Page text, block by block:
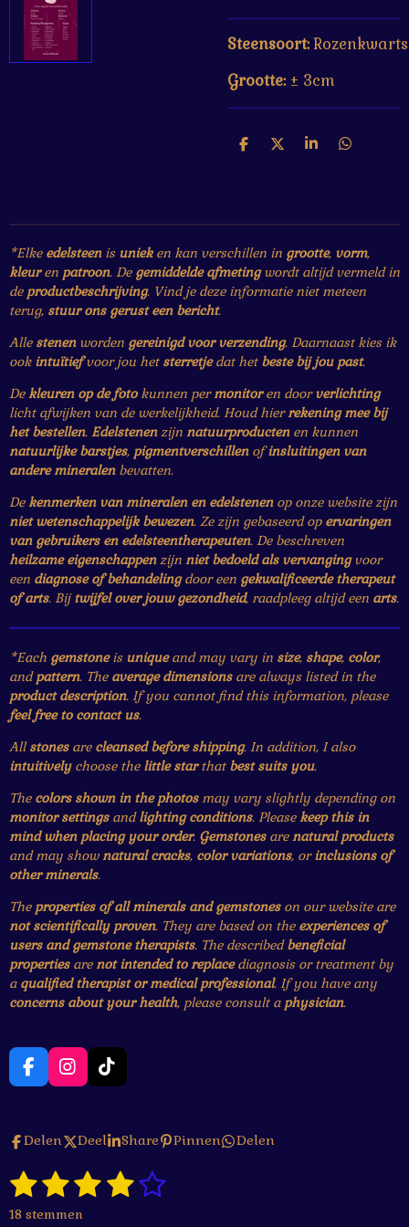
Steensoort:Rozenkwarts
Grootte: ± 3cm
D
D
S
D
*Elke edelsteenis unieken kan verschillen in grootte, vorm,
kleuren patroon. De gemiddelde afmetingwordt altijd vermeld in
de productbeschrijving. Vind je deze informatie niet meteen
terug, stuur ons gerust een bericht.
Alle stenenworden gereinigd voor verzending. Daarnaast kies ik
ook intuïtiefvoor jou het sterretjedat het beste bij jou past.
Dekleuren op de fotokunnen permonitoren doorverlichting
licht afwijken van de werkelijkheid. Houd hierrekening mee bij
het bestellen. Edelstenenzijn natuurproductenen kunnen
natuurlijke barstjes, pigmentverschillenofinsluitingen van
andere mineralenbevatten.
Dekenmerken van mineralen en edelstenenop onze website zijn
niet wetenschappelijk bewezen. Ze zijn gebaseerd op ervaringen
van gebruikers en edelsteentherapeuten. De beschreven
heilzame eigenschappenzijn niet bedoeld als vervangingvoor
een diagnose of behandelingdoor een gekwalificeerde therapeut
of arts. Bijtwijfel over jouw gezondheid, raadpleeg altijd een arts.
*Each gemstoneis uniqueand may vary in size, shape, color,
andpattern. The average dimensionsare always listed in the
product description. If you cannot find this information, please
feel free to contact us.
Allstonesare cleansed before shipping. In addition, I also
intuitivelychoose the little starthat best suits you.
The colors shown in the photosmay vary slightly depending on
monitor settingsandlighting conditions. Pleasekeep this in
mind when placing your order. Gemstonesarenatural products
and may shownatural cracks, color variations, orinclusions of
other minerals.
The properties of all minerals and gemstoneson our website are
not scientifically proven. They are based on the experiences of
users and gemstone therapists. The describedbeneficial
propertiesarenot intended to replacediagnosis or treatment by
a qualified therapist or medical professional. If you have any
concerns about your health, please consult a physician.
F
a
b
o
k
I
n
a
r
m
T
i
o
Delen Deel Share Pinnen Delen
R
a
t
1
s
2
s
3
s
4 5
S
18 stemmen